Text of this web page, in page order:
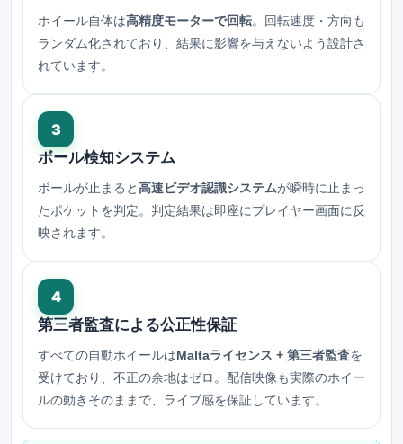
ホイール自体は高精度モーターで回転。回転速度・方向も
ランダム化されており、結果に影響を与えないよう設計さ
れています。
3
ボール検知システム
ボールが止まると高速ビデオ認識システムが瞬時に止まっ
たポケットを判定。判定結果は即座にプレイヤー画面に反
映されます。
4
第三者監査による公正性保証
すべての自動ホイールはMaltaライセンス + 第三者監査を
受けており、不正の余地はゼロ。配信映像も実際のホイー
ルの動きそのままで、ライブ感を保証しています。